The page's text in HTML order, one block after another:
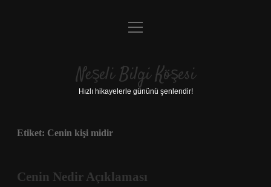
Anasayfa
Yasal Uyarı
menüyü
Neşeli Bilgi Köşesi
Hızlı hikayelerle gününü şenlendir!
Etiket: Cenin kişi midir
Cenin Nedir Açıklaması